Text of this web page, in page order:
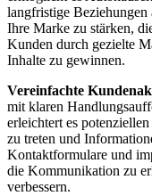
langfristige Beziehungen
Ihre Marke zu stärken,
Kunden durch gezielte
Inhalte zu gewinnen.
Vereinfachte
mit klaren
erleichtert es
zu treten und
Kontaktformulare und
die Kommunikation zu
verbessern.